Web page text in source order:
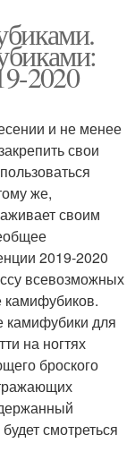
2020
и не менее
свои
же,
своим
2019-2020
всевозможных
камифубиков.
камифубики для
на ногтях
броского
смотреться